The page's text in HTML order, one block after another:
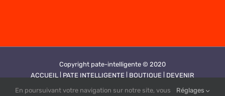
Copyright pate-intelligente © 2020
ACCUEIL | PATE INTELLIGENTE | BOUTIQUE | DEVENIR
REVENDEUR |
CONTACT | PLAN DE SITE |
MENTIONS
En poursuivant votre navigation sur notre site, vous Réglages